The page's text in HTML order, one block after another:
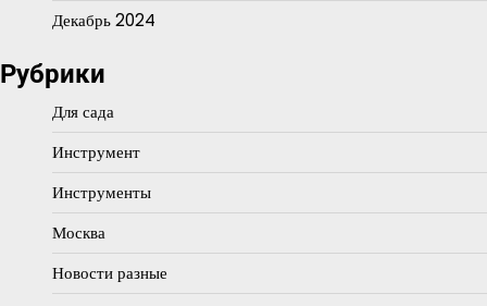
Декабрь 2024
Рубрики
Для сада
Инструмент
Инструменты
Москва
Новости разные